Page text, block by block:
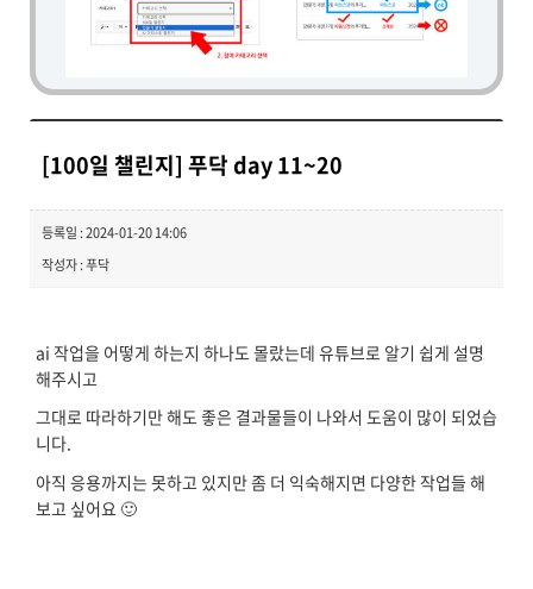
[100일 챌린지] 푸닥 day 11~20
등록일 : 2024-01-20 14:06
작성자 : 푸닥
ai 작업을 어떻게 하는지 하나도 몰랐는데 유튜브로 알기 쉽게 설명
해주시고
그대로 따라하기만 해도 좋은 결과물들이 나와서 도움이 많이 되었습
니다.
아직 응용까지는 못하고 있지만 좀 더 익숙해지면 다양한 작업들 해
보고 싶어요 🙂